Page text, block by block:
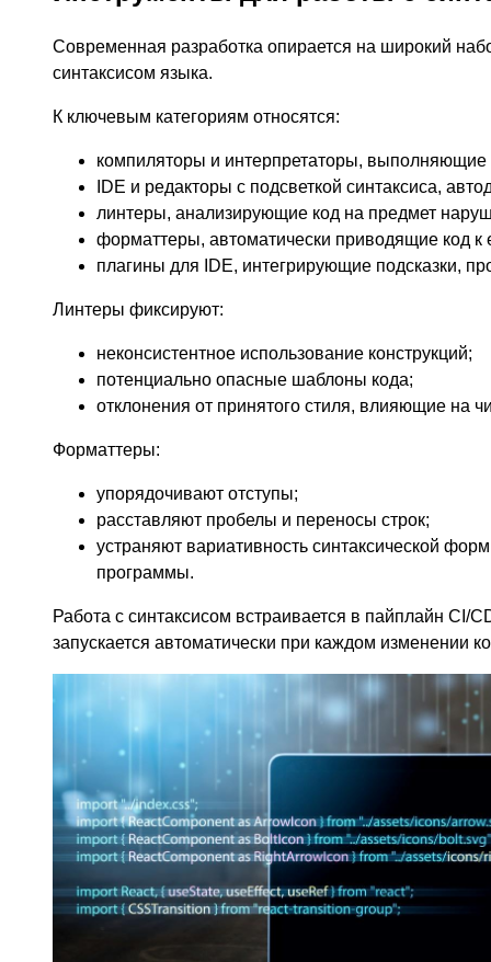
Современная разработка опирается на широкий
синтаксисом языка.
К ключевым категориям относятся:
компиляторы и интерпретаторы,
IDE и редакторы с подсветкой синтаксиса,
линтеры, анализирующие код на предмет
форматтеры, автоматически приводящие код к
плагины для IDE, интегрирующие подсказки,
Линтеры фиксируют:
неконсистентное использование конструкций;
потенциально опасные шаблоны кода;
отклонения от принятого стиля, влияющие на
Форматтеры:
упорядочивают отступы;
расставляют пробелы и переносы строк;
устраняют вариативность синтаксической
программы.
Работа с синтаксисом встраивается в пайплайн CI/
запускается автоматически при каждом изменении